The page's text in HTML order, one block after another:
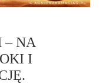
– NA
I